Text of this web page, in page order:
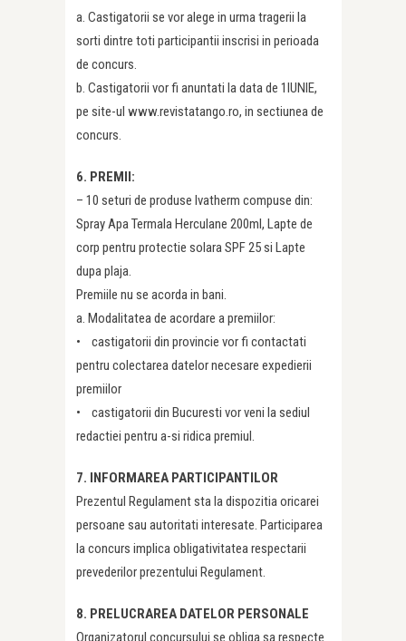
a. Castigatorii se vor alege in urma tragerii la
sorti dintre toti participantii inscrisi in perioada
de concurs.
b. Castigatorii vor fi anuntati la data de 1IUNIE,
pe site-ul www.revistatango.ro, in sectiunea de
concurs.
6. PREMII:
– 10 seturi de produse Ivatherm compuse din:
Spray Apa Termala Herculane 200ml, Lapte de
corp pentru protectie solara SPF 25 si Lapte
dupa plaja.
Premiile nu se acorda in bani.
a. Modalitatea de acordare a premiilor:
• castigatorii din provincie vor fi contactati
pentru colectarea datelor necesare expedierii
premiilor
• castigatorii din Bucuresti vor veni la sediul
redactiei pentru a-si ridica premiul.
7. INFORMAREA PARTICIPANTILOR
Prezentul Regulament sta la dispozitia oricarei
persoane sau autoritati interesate. Participarea
la concurs implica obligativitatea respectarii
prevederilor prezentului Regulament.
8. PRELUCRAREA DATELOR PERSONALE
Organizatorul concursului se obliga sa respecte